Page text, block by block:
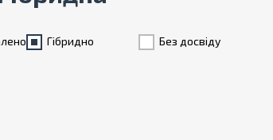
Гiбридно Без досвіду